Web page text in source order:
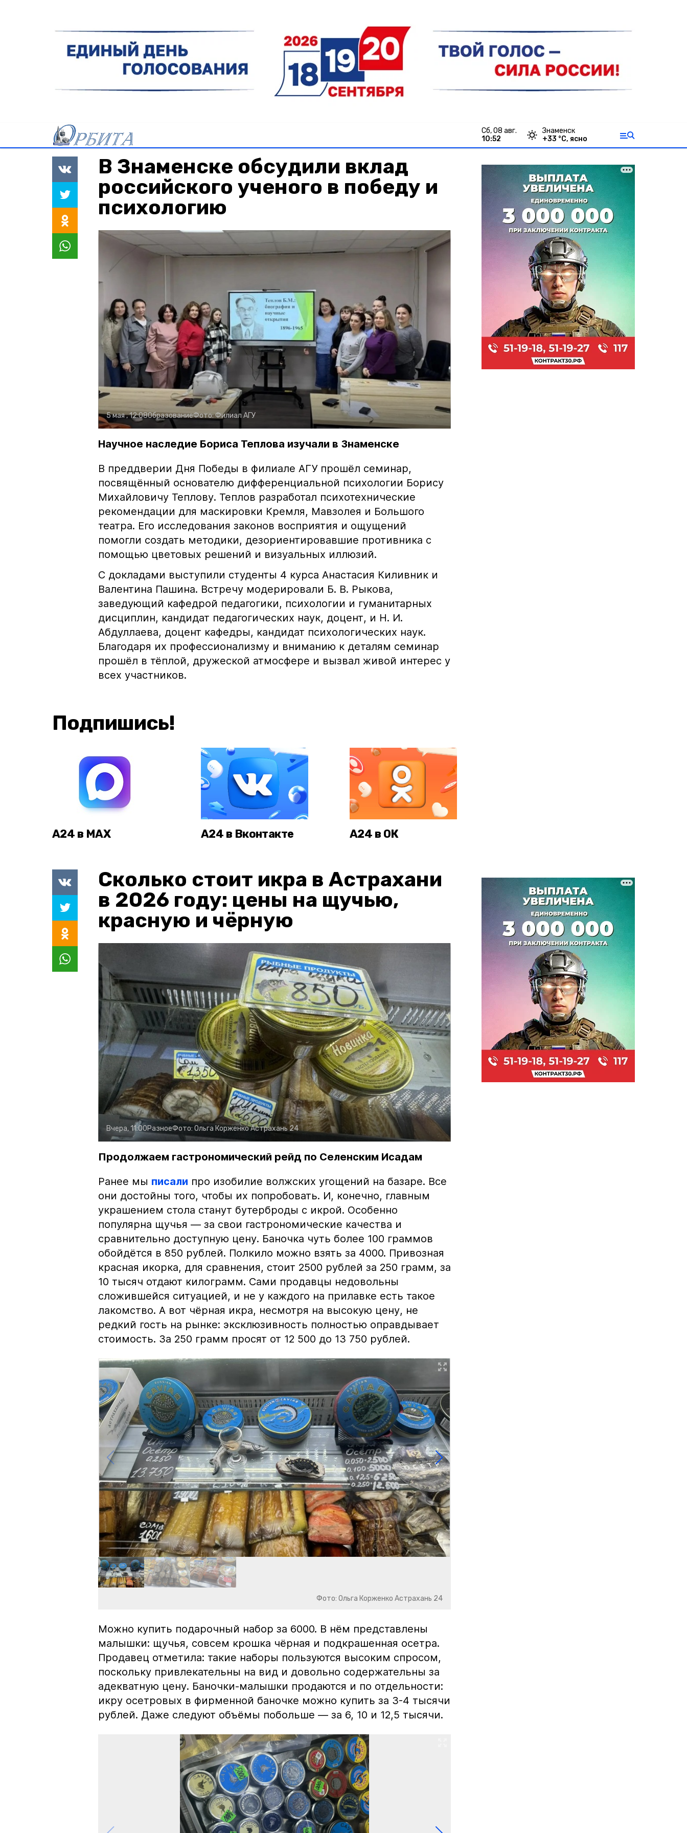
сб, 08 авг.
10:52
Знаменск
+33 °С, ясно
В Знаменске обсудили вклад
российского ученого в победу и
психологию
5 мая , 12:08ОбразованиеФото:Филиал АГУ
Научное наследие Бориса Теплова изучали в Знаменске
В преддверии Дня Победы в филиале АГУ прошёл семинар,
посвящённый основателю дифференциальной психологии Борису
Михайловичу Теплову. Теплов разработал психотехнические
рекомендации для маскировки Кремля, Мавзолея и Большого
театра. Его исследования законов восприятия и ощущений
помогли создать методики, дезориентировавшие противника с
помощью цветовых решений и визуальных иллюзий.
С докладами выступили студенты 4 курса Анастасия Киливник и
Валентина Пашина. Встречу модерировали Б. В. Рыкова,
заведующий кафедрой педагогики, психологии и гуманитарных
дисциплин, кандидат педагогических наук, доцент, и Н. И.
Абдуллаева, доцент кафедры, кандидат психологических наук.
Благодаря их профессионализму и вниманию к деталям семинар
прошёл в тёплой, дружеской атмосфере и вызвал живой интерес у
всех участников.
Подпишись!
А24 в MAX А24 в Вконтакте А24 в ОК
Сколько стоит икра в Астрахани
в 2026 году: цены на щучью,
красную и чёрную
Вчера, 11:00РазноеФото: Ольга КорженкоАстрахань 24
Продолжаем гастрономический рейд по Селенским Исадам
Ранее мы писали про изобилие волжских угощений на базаре. Все
они достойны того, чтобы их попробовать. И, конечно, главным
украшением стола станут бутерброды с икрой. Особенно
популярна щучья — за свои гастрономические качества и
сравнительно доступную цену. Баночка чуть более 100 граммов
обойдётся в 850 рублей. Полкило можно взять за 4000. Привозная
красная икорка, для сравнения, стоит 2500 рублей за 250 грамм, за
10 тысяч отдают килограмм. Сами продавцы недовольны
сложившейся ситуацией, и не у каждого на прилавке есть такое
лакомство. А вот чёрная икра, несмотря на высокую цену, не
редкий гость на рынке: эксклюзивность полностью оправдывает
стоимость. За 250 грамм просят от 12 500 до 13 750 рублей.
Фото: Ольга Корженко Астрахань 24
Можно купить подарочный набор за 6000. В нём представлены
малышки: щучья, совсем крошка чёрная и подкрашенная осетра.
Продавец отметила: такие наборы пользуются высоким спросом,
поскольку привлекательны на вид и довольно содержательны за
адекватную цену. Баночки-малышки продаются и по отдельности:
икру осетровых в фирменной баночке можно купить за 3-4 тысячи
рублей. Даже следуют объёмы побольше — за 6, 10 и 12,5 тысячи.